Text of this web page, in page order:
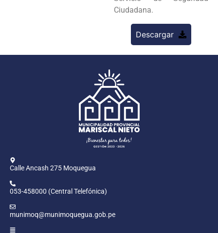
Ciudadana.
Descargar
Calle Ancash 275 Moquegua
053-458000 (Central Telefónica)
munimoq@munimoquegua.gob.pe